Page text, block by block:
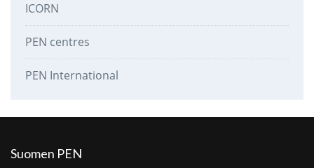
ICORN
PEN centres
PEN International
Suomen PEN